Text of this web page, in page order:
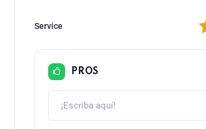
Service
PROS